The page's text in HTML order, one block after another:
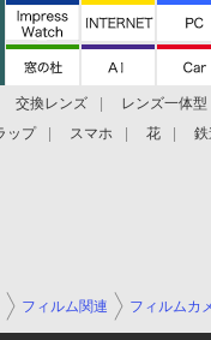
交換レンズ
レンズ一体
ップ スマホ 花
フィルム関連 フィルムカ